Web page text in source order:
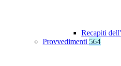
Recapiti
Provvedimenti 564